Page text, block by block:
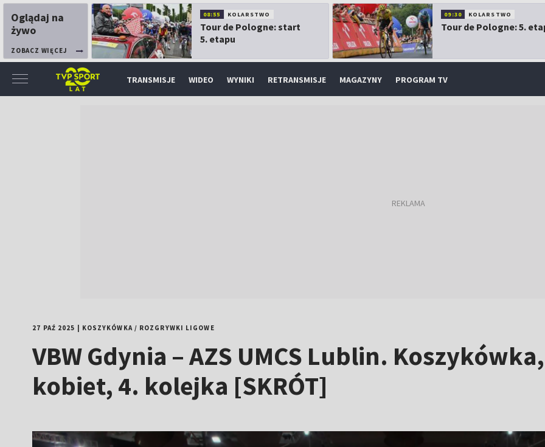
Oglądaj na
żywo
ZOBACZ WIĘCEJ
08:55 KOLARSTWO
Tour de Pologne: start
5. etapu
09:30 KOLARSTWO
Tour de Pologne: 5.
TRANSMISJE WIDEO WYNIKI RETRANSMISJE MAGAZYNY PROGRAM TV
27 PAŹ 2025 KOSZYKÓWKA/ ROZGRYWKI LIGOWE
VBW Gdynia – AZS UMCS Lublin.
kobiet, 4. kolejka [SKRÓT]